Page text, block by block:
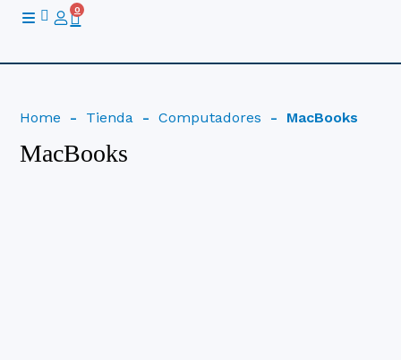
0
Cart
Home - Tienda - Computadores - MacBooks
MacBooks